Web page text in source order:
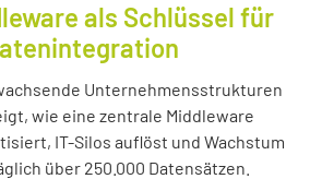
als Schlüssel für
Unternehmensstrukturen
wie eine zentrale Middleware
IT-Silos auflöst und Wachstum
über 250.000 Datensätzen.